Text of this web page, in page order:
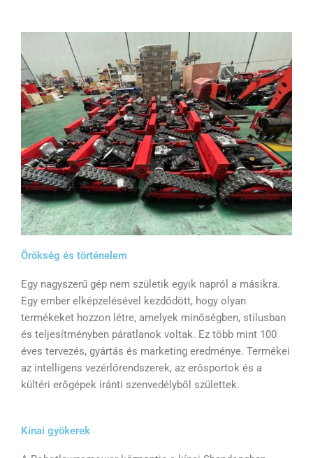
Örökség és történelem
Egy nagyszerű gép nem születik egyik napról a másikra.
Egy ember elképzelésével kezdődött, hogy olyan
termékeket hozzon létre, amelyek minőségben, stílusban
és teljesítményben páratlanok voltak. Ez több mint 100
éves tervezés, gyártás és marketing eredménye. Termékei
az intelligens vezérlőrendszerek, az erősportok és a
kültéri erőgépek iránti szenvedélyből születtek.
Kínai gyökerek